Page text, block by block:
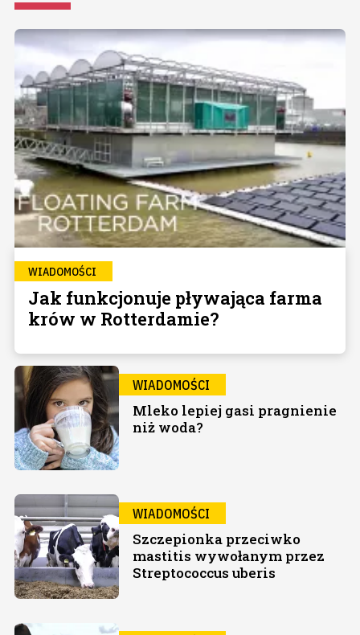
WIADOMOŚCI
Jak funkcjonuje pływająca farma
krów w Rotterdamie?
WIADOMOŚCI
Mleko lepiej gasi pragnienie
niż woda?
WIADOMOŚCI
Szczepionka przeciwko
mastitis wywołanym przez
Streptococcus uberis